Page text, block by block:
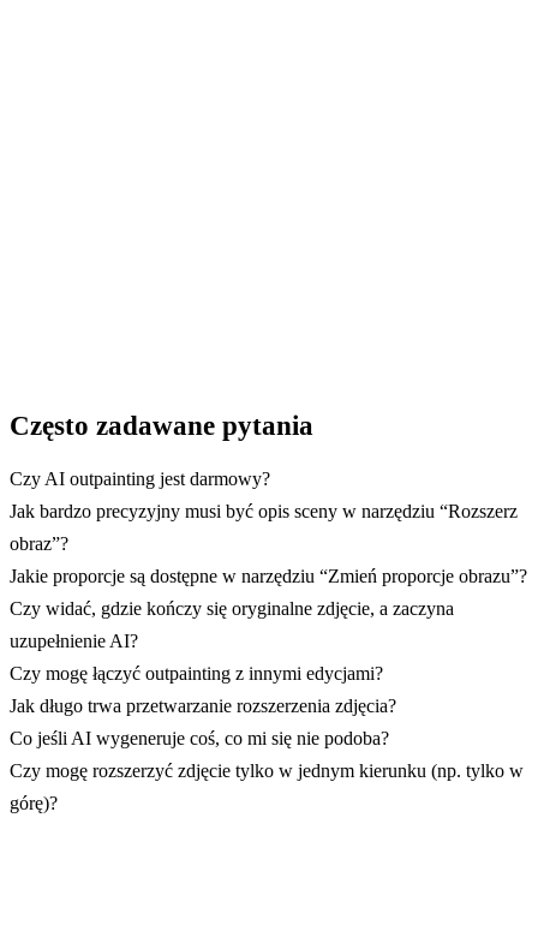
Często zadawane pytania
Czy AI outpainting jest darmowy?
Jak bardzo precyzyjny musi być opis sceny w narzędziu “Rozszerz
obraz”?
Jakie proporcje są dostępne w narzędziu “Zmień proporcje obrazu”?
Czy widać, gdzie kończy się oryginalne zdjęcie, a zaczyna
uzupełnienie AI?
Czy mogę łączyć outpainting z innymi edycjami?
Jak długo trwa przetwarzanie rozszerzenia zdjęcia?
Co jeśli AI wygeneruje coś, co mi się nie podoba?
Czy mogę rozszerzyć zdjęcie tylko w jednym kierunku (np. tylko w
górę)?